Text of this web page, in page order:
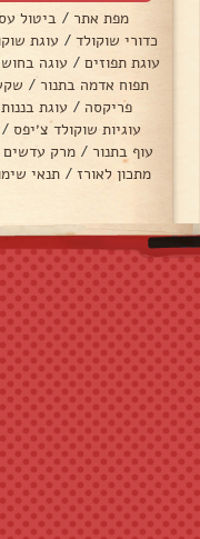
מפת אתר / ביטול
כדורי שוקולד / עוגת
עוגת תפוזים / עוגה
תפוח אדמה בתנור/
פריקסה / עוגת בננות
עוגיות שוקולד צ׳יפס /
עוף בתנור / מרק עדשים
מתכון לאורז / תנאי